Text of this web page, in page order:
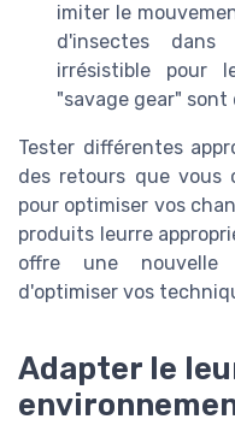
imiter le
d'insectes
irrésistible pour
"savage gear" sont
Tester différentes
des retours que vous
pour optimiser vos
produits leurre
offre une nouvelle
d'optimiser vos
Adapter le